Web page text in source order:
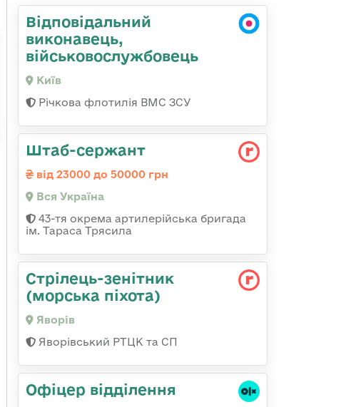
Відповідальний
виконавець,
військовослужбовець
Київ
Річкова флотилія ВМС ЗСУ
Штаб-сержант
від 23000 до 50000 грн
Вся Україна
43-тя окрема артилерійська бригада
ім. Тараса Трясила
Стрілець-зенітник
(морська піхота)
Яворів
Яворівський РТЦК та СП
Офіцер відділення